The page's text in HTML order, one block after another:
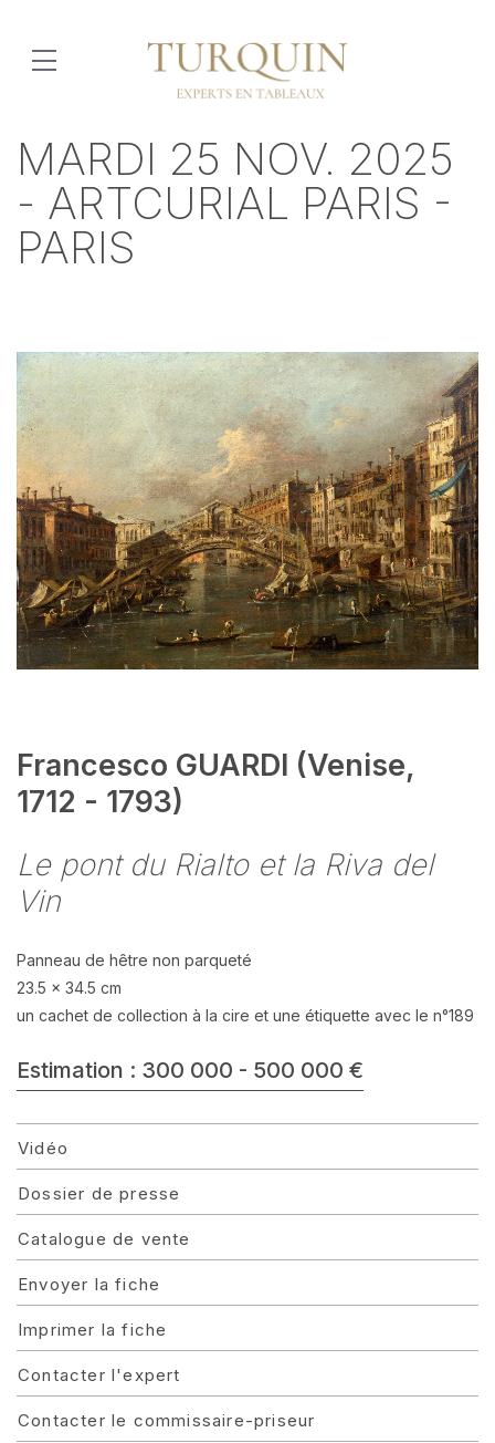
MARDI 25 NOV. 2025
- ARTCURIAL PARIS -
PARIS
Francesco GUARDI (Venise,
1712 - 1793)
Le pont du Rialto et la Riva del
Vin
Panneau de hêtre non parqueté
23.5 x 34.5 cm
un cachet de collection à la cire et une étiquette avec le n°189
Estimation : 300 000 - 500 000 €
Vidéo
Dossier de presse
Catalogue de vente
Envoyer la fiche
Imprimer la fiche
Contacter l'expert
Contacter le commissaire-priseur